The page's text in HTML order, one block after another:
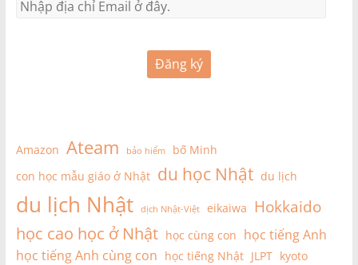
Đăng ký
Amazon Ateam bảo hiểm
bố Minh
con học mẫu giáo ở Nhật du học Nhật du lịch
du lịch Nhật dịch Nhật-Việt eikaiwa Hokkaido
học cao học ở Nhật học cùng con học tiếng Anh
học tiếng Anh cùng con học tiếng Nhật JLPT kyoto